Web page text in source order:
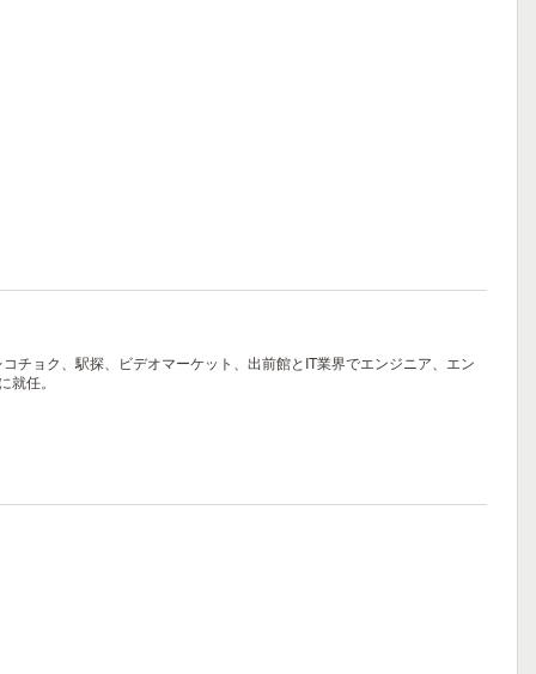
チョク、駅探、ビデオマーケット、出前館とIT業界でエンジニア、エン
任。